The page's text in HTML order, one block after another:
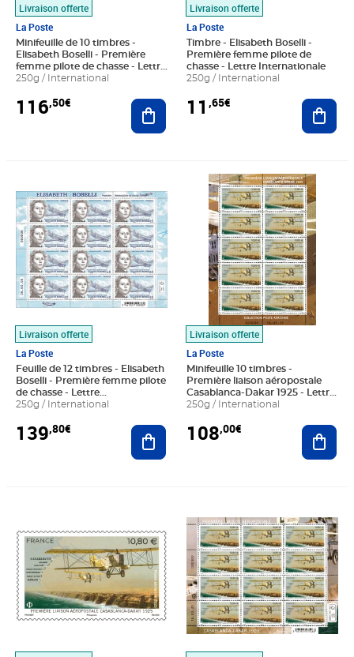
Livraison offerte
La Poste
Minifeuille de 10 timbres -
Elisabeth Boselli - Première
femme pilote de chasse - Lettre
Internationale
250g / International
116,50€ Ajouter au panier
Livraison offerte
La Poste
Timbre - Elisabeth Boselli -
Première femme pilote de
chasse - Lettre Internationale
250g / International
11 ,65€
Livraison offerte
La Poste
Feuille de 12 timbres - Elisabeth
Boselli - Première femme pilote
de chasse - Lettre
Internationale
250g / International
139,80€ Ajouter au panier
Livraison offerte
La Poste
Minifeuille 10 timbres -
Première liaison aéropostale
Casablanca-Dakar 1925 - Lettre
Internationale
250g / International
108,00€
Prix 108,00€